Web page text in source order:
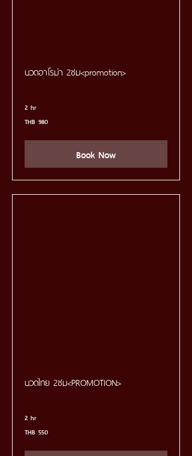
นวดอาโรม่า 2ชม<promotion>
2 hr
Thai
THB 980
Book Now
นวดไทย 2ชม<PROMOTION>
2 hr
Thai
THB 550